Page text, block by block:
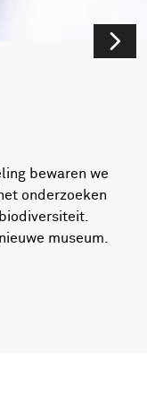
bewaren we
onderzoeken
museum.